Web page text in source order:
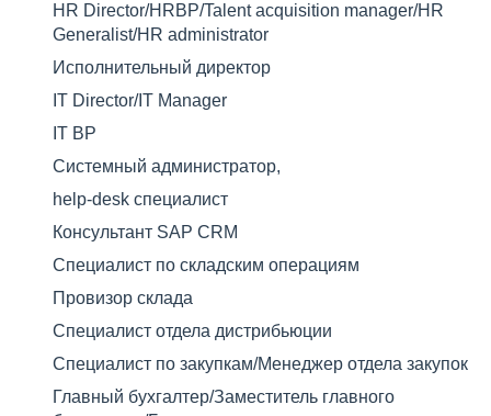
HR Director/HRBP/Talent acquisition manager/HR
Generalist/HR administrator
Исполнительный директор
IT Director/IT Manager
IT BP
Cистемный администратор,
help-desk специалист
Консультант SAP CRM
Специалист по складским операциям
Провизор склада
Специалист отдела дистрибьюции
Специалист по закупкам/Менеджер отдела закупок
Главный бухгалтер/Заместитель главного